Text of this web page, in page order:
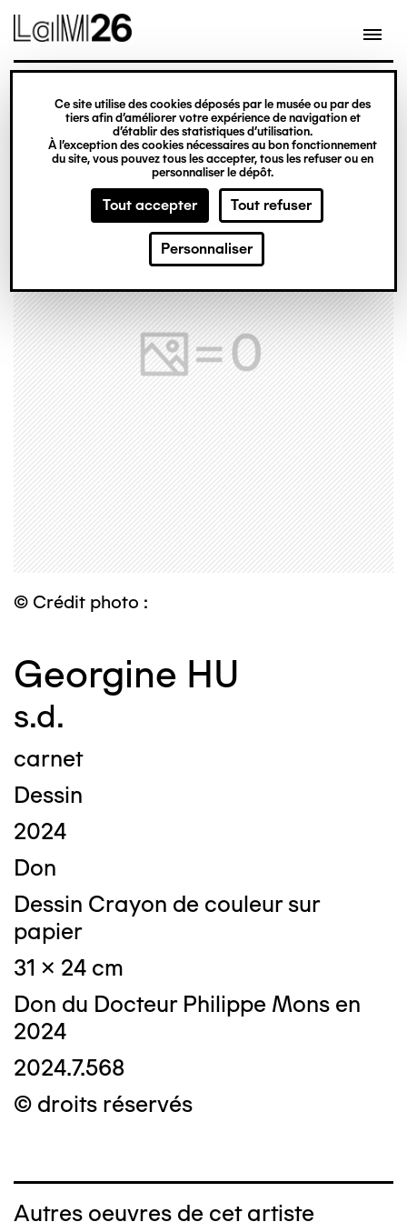
Gestion des cookies
Ce site utilise des cookies déposés par le musée ou par des
tiers afin d’améliorer votre expérience de navigation et
d’établir des statistiques d’utilisation.
À l’exception des cookies nécessaires au bon fonctionnement
du site, vous pouvez tous les accepter, tous les refuser ou en
personnaliser le dépôt.
Tout accepter Tout refuser
Personnaliser
contenu
© Crédit photo :
Georgine HU
s.d.
carnet
Dessin
2024
Don
Dessin Crayon de couleur sur
papier
31 x 24 cm
Don du Docteur Philippe Mons en
2024
2024.7.568
© droits réservés
Autres oeuvres de cet artiste